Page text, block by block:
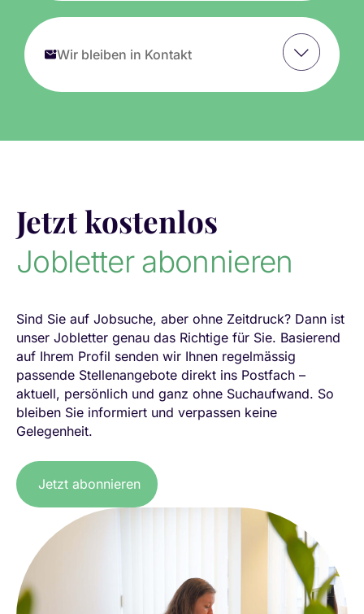
Wir bleiben in Kontakt
Jetzt kostenlos
Jobletter abonnieren
Sind Sie auf Jobsuche, aber ohne Zeitdruck? Dann ist
unser Jobletter genau das Richtige für Sie. Basierend
auf Ihrem Profil senden wir Ihnen regelmässig
passende Stellenangebote direkt ins Postfach –
aktuell, persönlich und ganz ohne Suchaufwand. So
bleiben Sie informiert und verpassen keine
Gelegenheit.
Jetzt abonnieren